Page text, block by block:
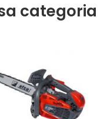
categoria